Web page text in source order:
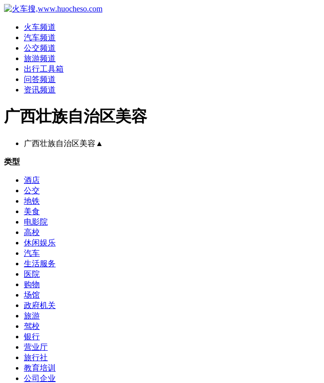
火车频道
汽车频道
公交频道
旅游频道
出行工具箱
问答频道
资讯频道
广西壮族自治区美容
广西壮族自治区美容 ▲
类型
酒店
公交
地铁
美食
电影院
高校
休闲娱乐
汽车
生活服务
医院
购物
场馆
政府机关
旅游
驾校
银行
营业厅
旅行社
教育培训
公司企业